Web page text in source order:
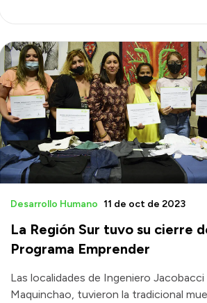
La Región Sur tuvo su cierre
Programa Emprender
Desarrollo Humano 11 de oct de 2023
Las localidades de Ingeniero Jacobacci
Maquinchao, tuvieron la tradicional